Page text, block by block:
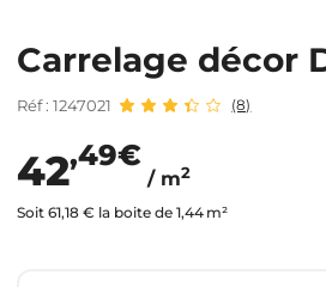
Carrelage décor
Réf : 1247021 (8)
42,49€
/ m2
Soit 61,18 € la boite de 1,44 m²